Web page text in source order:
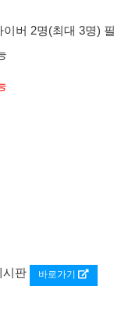
버 2명(최대 3명)
시판
바로가기